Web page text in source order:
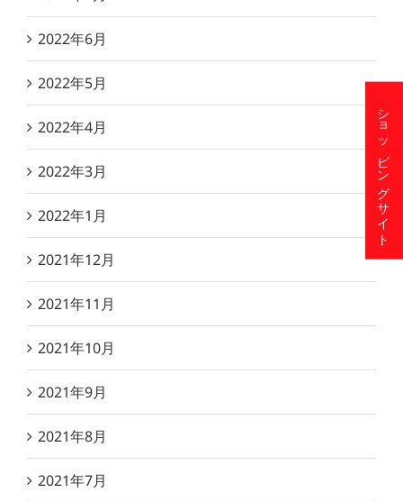
2022年6月
2022年5月
2022年4月
2022年3月
2022年1月
2021年12月
2021年11月
2021年10月
2021年9月
2021年8月
2021年7月
ショッピングサイト